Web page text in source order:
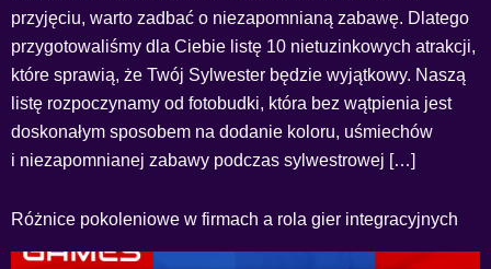
przyjęciu, warto zadbać o niezapomnianą zabawę. Dlatego
przygotowaliśmy dla Ciebie listę 10 nietuzinkowych atrakcji,
które sprawią, że Twój Sylwester będzie wyjątkowy. Naszą
listę rozpoczynamy od fotobudki, która bez wątpienia jest
doskonałym sposobem na dodanie koloru, uśmiechów
i niezapomnianej zabawy podczas sylwestrowej […]
Różnice pokoleniowe w firmach a rola gier integracyjnych